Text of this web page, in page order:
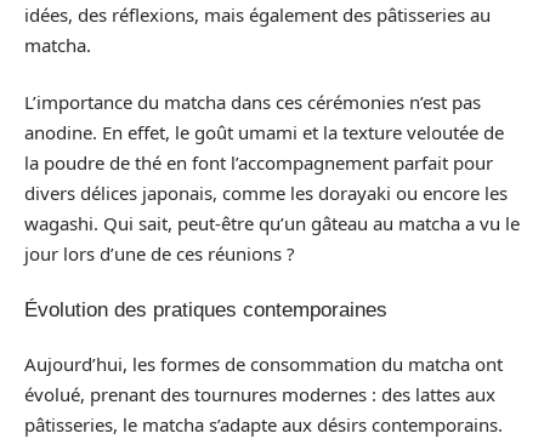
idées, des réflexions, mais également des pâtisseries au
matcha.
L’importance du matcha dans ces cérémonies n’est pas
anodine. En effet, le goût umami et la texture veloutée de
la poudre de thé en font l’accompagnement parfait pour
divers délices japonais, comme les dorayaki ou encore les
wagashi. Qui sait, peut-être qu’un gâteau au matcha a vu le
jour lors d’une de ces réunions ?
Évolution des pratiques contemporaines
Aujourd’hui, les formes de consommation du matcha ont
évolué, prenant des tournures modernes : des lattes aux
pâtisseries, le matcha s’adapte aux désirs contemporains.